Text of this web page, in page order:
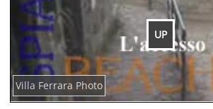
UP
Villa Ferrara Photo